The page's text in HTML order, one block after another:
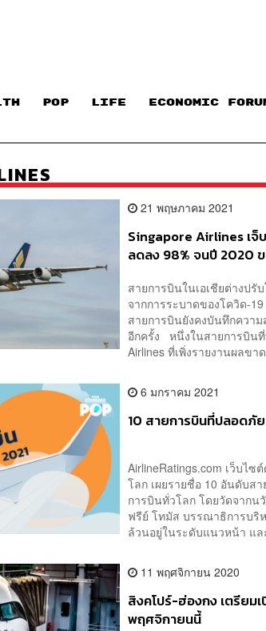
POP LIFE ECONOMIC
21 พฤษภาคม 2021
Singapore Airlines เจ็
ลดลง 98% จนปี 2020
สายการบินในเอเชียต่างปรั
จากการระบาดของโควิด-
สายการบินยังคงบันทึกควา
อีกครั้ง หนึ่งในสายการบินที่
Airlines ที่เพิ่งรายงานผลข
6 มกราคม 2021
10 สายการบินที่ปลอดภั
AirlineRatings.com เว็บไ
โลก เผยรายชื่อ 10 อันดับส
การบินทั่วโลก โดยวัดจาก
ฟรีย์ โทมัส บรรณาธิการบริ
ล้วนอยู่ในระดับแนวหน้า แ
11 พฤศจิกายน 2020
สิงคโปร์-ฮ่องกง เตรียม
พฤศจิกายนนี้